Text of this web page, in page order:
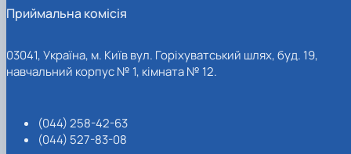
Приймальна комісія
03041, Україна, м. Київ вул. Горіхуватський шлях, буд. 19,
навчальний корпус № 1, кімната № 12.
(044) 258-42-63
(044) 527-83-08